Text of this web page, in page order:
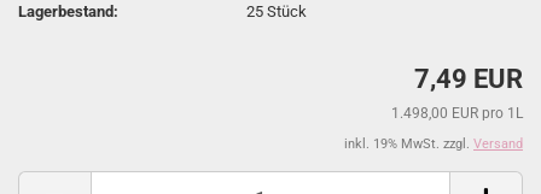
Lagerbestand:
25Stück
7,49 EUR
1.498,00 EUR pro 1L
inkl. 19% MwSt. zzgl. Versand